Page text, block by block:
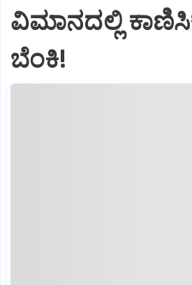
ವಿಮಾನದಲ್ಲಿ
ಬೆಂಕಿ!